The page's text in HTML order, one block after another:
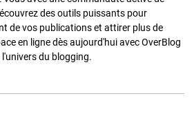
des outils puissants pour
de vos publications et attirer plus de
en ligne dès aujourd'hui avec OverBlog
du blogging.